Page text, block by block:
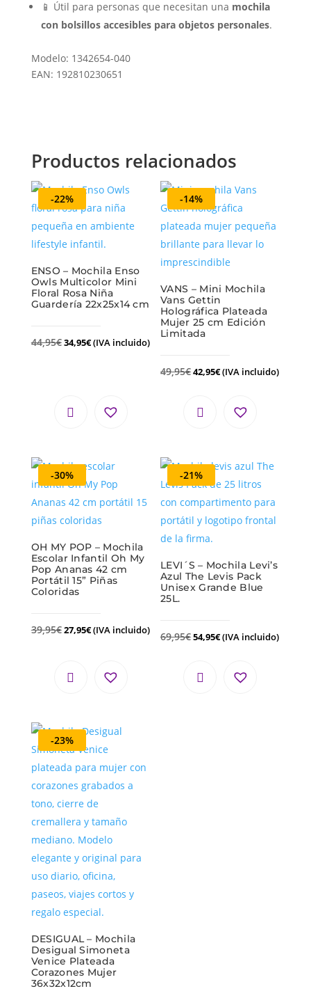
📱 Útil para personas que necesitan una mochila
con bolsillos accesibles para objetos personales.
Modelo: 1342654-040
EAN: 192810230651
Productos relacionados
-22%
ENSO – Mochila Enso
Owls Multicolor Mini
Floral Rosa Niña
Guardería 22x25x14 cm
44,95€34,95€(IVA incluido)
-14%
VANS – Mini Mochila
Vans Gettin
Holográfica Plateada
Mujer 25 cm Edición
Limitada
49,95€42,95€(IVA incluido)
-30%
OH MY POP – Mochila
Escolar Infantil Oh My
Pop Ananas 42 cm
Portátil 15” Piñas
Coloridas
39,95€27,95€(IVA incluido)
-21%
LEVI´S – Mochila Levi’s
Azul The Levis Pack
Unisex Grande Blue
25L.
69,95€54,95€(IVA incluido)
-23%
DESIGUAL – Mochila
Desigual Simoneta
Venice Plateada
Corazones Mujer
36x32x12cm